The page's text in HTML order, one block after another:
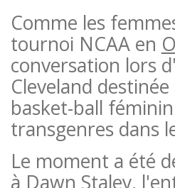
Comme les
tournoi NCAA en
conversation lors
Cleveland
basket-ball
transgenres dans
Le moment a été
à Dawn Staley,